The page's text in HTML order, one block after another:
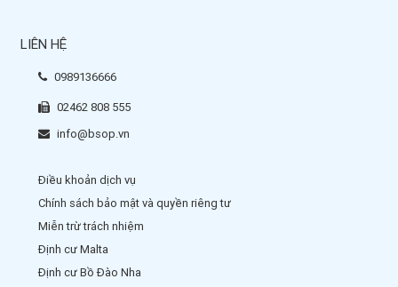
LIÊN HỆ
0989136666
02462 808 555
info@bsop.vn
Điều khoản dịch vụ
Chính sách bảo mật và quyền riêng tư
Miễn trừ trách nhiệm
Định cư Malta
Định cư Bồ Đào Nha